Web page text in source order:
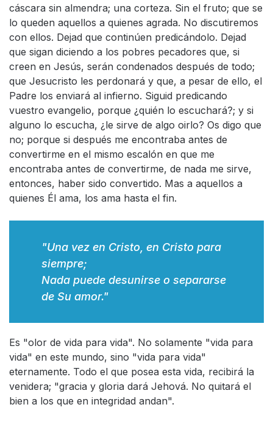
cáscara sin almendra; una corteza. Sin el fruto; que se
lo queden aquellos a quienes agrada. No discutiremos
con ellos. Dejad que continúen predicándolo. Dejad
que sigan diciendo a los pobres pecadores que, si
creen en Jesús, serán condenados después de todo;
que Jesucristo les perdonará y que, a pesar de ello, el
Padre los enviará al infierno. Siguid predicando
vuestro evangelio, porque ¿quién lo escuchará?; y si
alguno lo escucha, ¿le sirve de algo oirlo? Os digo que
no; porque si después me encontraba antes de
convertirme en el mismo escalón en que me
encontraba antes de convertirme, de nada me sirve,
entonces, haber sido convertido. Mas a aquellos a
quienes Él ama, los ama hasta el fin.
"Una vez en Cristo, en Cristo para
siempre;
Nada puede desunirse o separarse
de Su amor."
Es "olor de vida para vida". No solamente "vida para
vida" en este mundo, sino "vida para vida"
eternamente. Todo el que posea esta vida, recibirá la
venidera; "gracia y gloria dará Jehová. No quitará el
bien a los que en integridad andan".